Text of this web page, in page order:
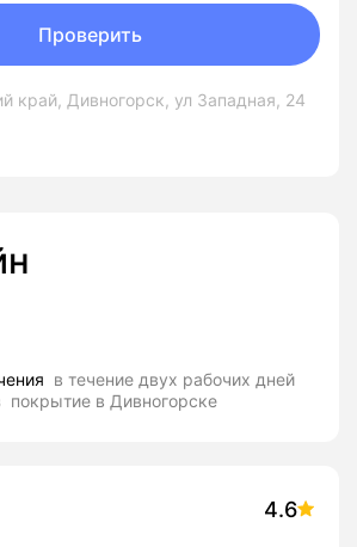
край, Дивногорск, ул Западная, 24
Проверить
в течение двух рабочих дней
покрытие в Дивногорске
4.6